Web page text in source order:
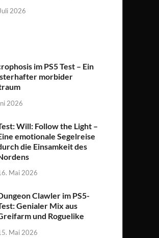
2026
im PS5 Test – Ein
morbider
2026
Will: Follow the Light –
emotionale Segelreise
die Einsamkeit des
Mai 2026
Clawler im PS5-
Genialer Mix aus
und Roguelike
Mai 2026